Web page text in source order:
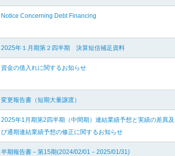
Notice Concerning Debt Financing
2025年１月期第２四半期 決算短信補足資料
資金の借入れに関するお知らせ
変更報告書（短期大量譲渡）
2025年1月期第2四半期（中間期）連結業績予想と実績の差異及
び通期連結業績予想の修正に関するお知らせ
半期報告書－第15期(2024/02/01－2025/01/31)